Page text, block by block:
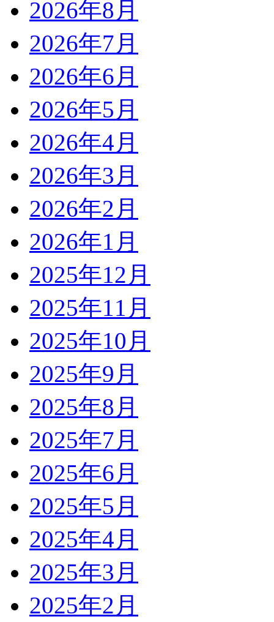
2026年8月
2026年7月
2026年6月
2026年5月
2026年4月
2026年3月
2026年2月
2026年1月
2025年12月
2025年11月
2025年10月
2025年9月
2025年8月
2025年7月
2025年6月
2025年5月
2025年4月
2025年3月
2025年2月